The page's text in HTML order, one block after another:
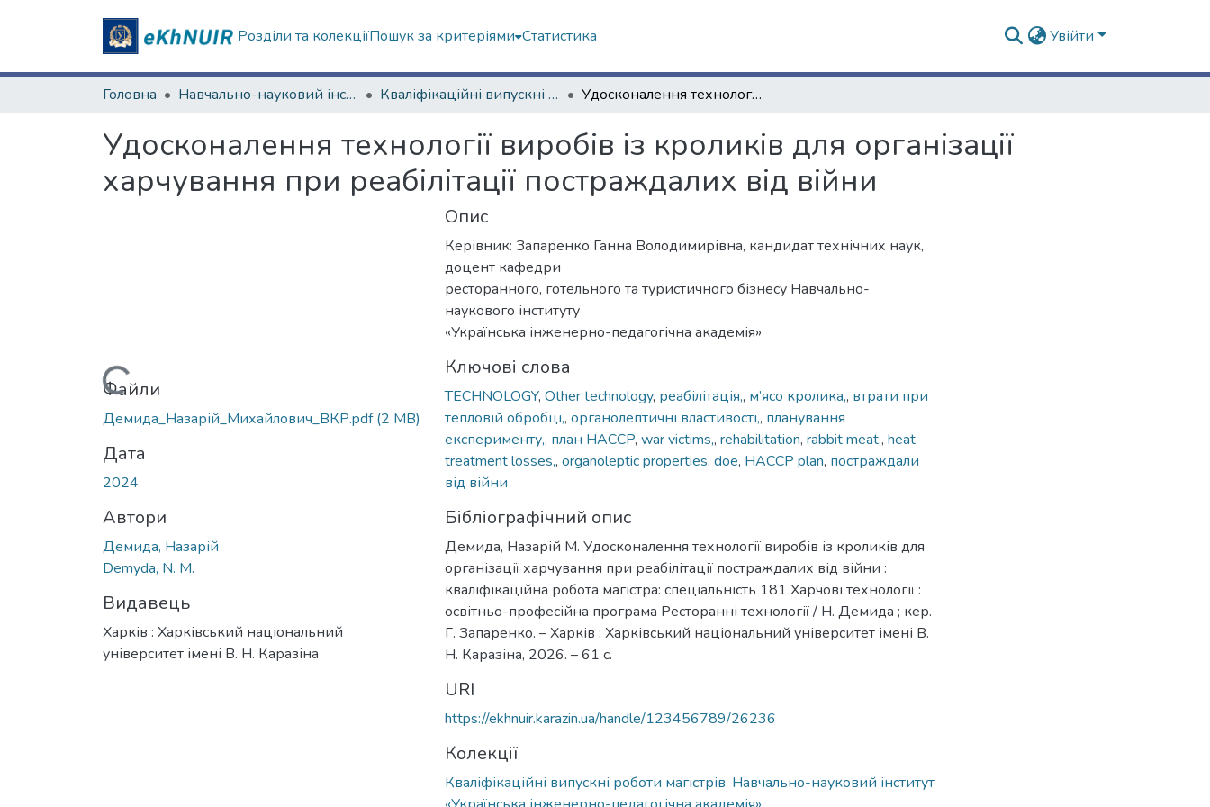
Розділи та колекціїПошук за критеріями Статистика Увійти
Головна Навчально-науковий інститут «Українська інженерно-педагогічна академія» Кваліфікаційні випускні роботи магістрів. Навчально-науковий інститут «Українська інженерно-педагогічна академія» Удосконалення технології виробів із кроликів для організації харчування при реабілітації постраждалих від війни
Удосконалення технології виробів із кроликів для організації
харчування при реабілітації постраждалих від війни
Вантажиться...
Файли
Демида_Назарій_Михайлович_ВКР.pdf(2 MB)
Дата
2024
Автори
Демида, Назарій
Demyda, N. M.
Видавець
Харків : Харківський національний
університет імені В. Н. Каразіна
Опис
Керівник: Запаренко Ганна Володимирівна, кандидат технічних наук,
доцент кафедри
ресторанного, готельного та туристичного бізнесу Навчально-
наукового інституту
«Українська інженерно-педагогічна академія»
Ключові слова
TECHNOLOGY, Other technology, реабілітація,, м’ясо кролика,, втрати при
тепловій обробці,, органолептичні властивості,, планування
експерименту,, план HACCP, war victims,, rehabilitation, rabbit meat,, heat
treatment losses,, organoleptic properties, doe, HACCP plan, постраждали
від війни
Бібліографічний опис
Демида, Назарій М. Удосконалення технології виробів із кроликів для
організації харчування при реабілітації постраждалих від війни :
кваліфікаційна робота магістра: спеціальність 181 Харчові технології :
освітньо-професійна програма Ресторанні технології / Н. Демида ; кер.
Г. Запаренко. – Харків : Харківський національний університет імені В.
Н. Каразіна, 2026. – 61 с.
URI
https://ekhnuir.karazin.ua/handle/123456789/26236
Колекції
Кваліфікаційні випускні роботи магістрів. Навчально-науковий інститут